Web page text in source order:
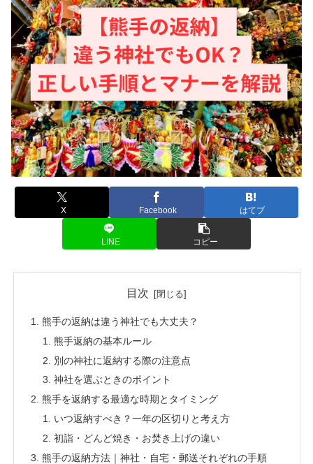
X Facebook はてブ
LINE コピー
目次
熊手の返納は違う神社でも大丈夫？
熊手返納の基本ルール
別の神社に返納する際の注意点
神社を選ぶときのポイント
熊手を返納する最適な時期とタイミング
いつ返納すべき？一年の区切りと考え方
初詣・どんど焼き・お焚き上げの違い
熊手の返納方法｜神社・自宅・郵送それぞれの手順